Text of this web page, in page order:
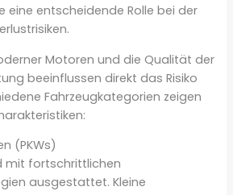
eine entscheidende Rolle bei der
Motoren und die Qualität der
beeinflussen direkt das Risiko
Fahrzeugkategorien zeigen
(PKWs)
mit fortschrittlichen
ausgestattet. Kleine